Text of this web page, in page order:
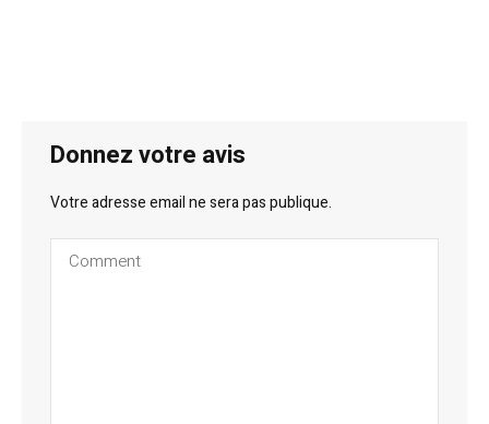
Donnez votre avis
Votre adresse email ne sera pas publique.